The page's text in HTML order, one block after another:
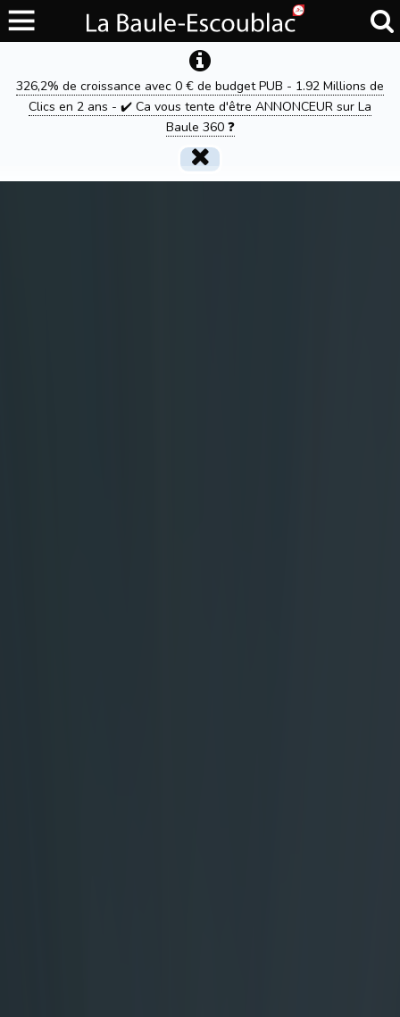
326,2% de croissance avec 0 € de budget PUB - 1.92 Millions de
Clics en 2 ans - ✔️ Ca vous tente d'être ANNONCEUR sur La
Baule 360 ❓